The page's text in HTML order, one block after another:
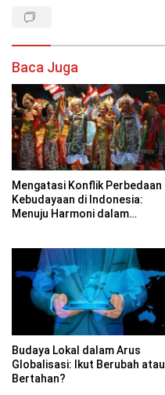
Baca Juga
Mengatasi Konflik Perbedaan
Kebudayaan di Indonesia:
Menuju Harmoni dalam
Budaya Lokal dalam Arus
Globalisasi: Ikut Berubah atau
Bertahan?